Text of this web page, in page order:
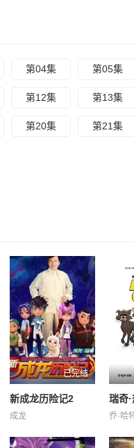
第04集 第05集
第12集 第13集
第20集 第21集
已完结
新成龙历险记2
成龙